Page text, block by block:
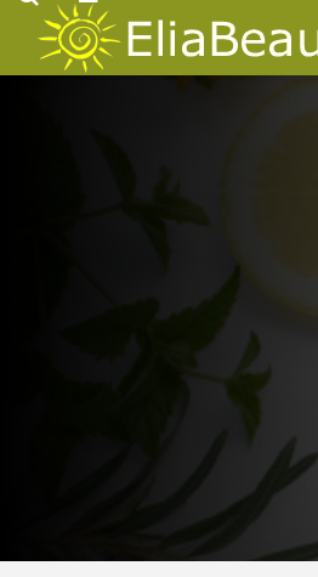
Accueil Beauté au